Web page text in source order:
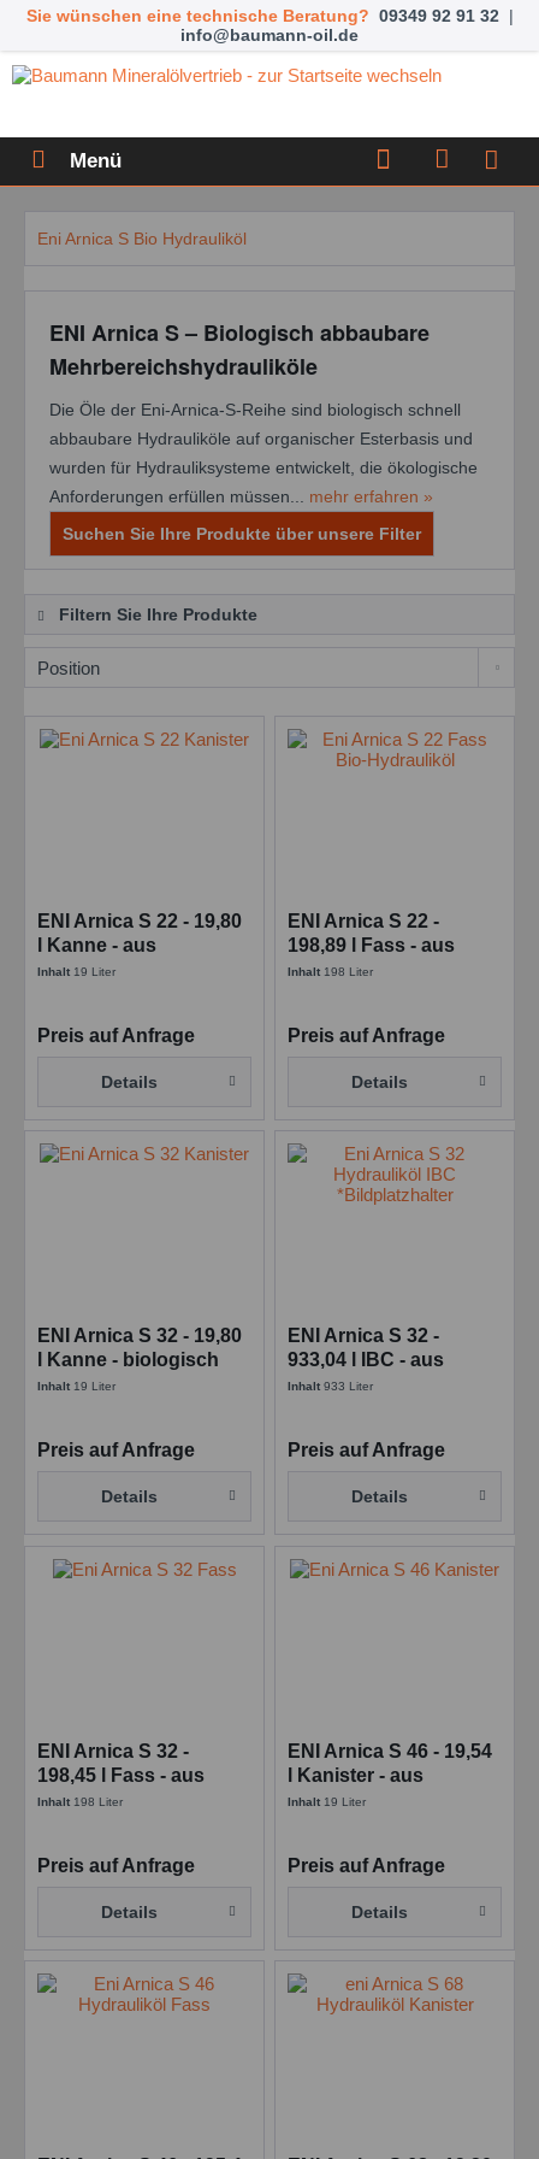
Sie wünschen eine technische Beratung? 09349 92 91 32 |
info@baumann-oil.de
Menü
Eni Arnica S Bio Hydrauliköl
ENI Arnica S – Biologisch abbaubare
Mehrbereichshydrauliköle
Die Öle der Eni-Arnica-S-Reihe sind biologisch schnell
abbaubare Hydrauliköle auf organischer Esterbasis und
wurden für Hydrauliksysteme entwickelt, die ökologische
Anforderungen erfüllen müssen... mehr erfahren »
Suchen Sie Ihre Produkte über unsere Filter
Filtern Sie Ihre Produkte
ENI Arnica S 22 - 19,80
l Kanne - aus
biologisch
Inhalt 19 Liter
Preis auf Anfrage
Details
ENI Arnica S 22 -
198,89 l Fass - aus
biologisch
Inhalt 198 Liter
Preis auf Anfrage
Details
ENI Arnica S 32 - 19,80
l Kanne - biologisch
abbaubares
Inhalt 19 Liter
Preis auf Anfrage
Details
ENI Arnica S 32 -
933,04 l IBC - aus
biologisch
Inhalt933 Liter
Preis auf Anfrage
Details
ENI Arnica S 32 -
198,45 l Fass - aus
biologisch
Inhalt 198 Liter
Preis auf Anfrage
Details
ENI Arnica S 46 - 19,54
l Kanister - aus
biologisch
Inhalt 19 Liter
Preis auf Anfrage
Details